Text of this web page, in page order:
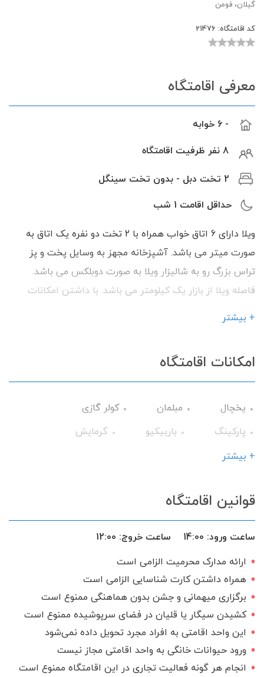
گیلان، فومن
کد اقامتگاه:
معرفی اقامتگاه
- 6 خوابه
8 نفر ظرفیت اقامتگاه
2 تخت دبل - بدون تخت سینگل
حداقل اقامت 1 شب
ویلا دارای 6 اتاق خواب همراه با 2 تخت دو نفره یک اتاق به
صورت میتر می باشد. آشپزخانه مجهز به وسایل پخت و پز
تراس بزرگ رو به شالیزار ویلا به صورت دوبلکس می باشد.
فاصله ویلا از بازار یک کیلومتر می باشد. با داشتن امکانات
+ بیشتر
امکانات اقامتگاه
یخچال مبلمان
کولر گازی
پارکینگ
باربیکیو
گرمایش
وسایل آشپزی
فضای سبز
آلاچیق
+ بیشتر
قوانین اقامتگاه
ساعت ورود: 14:00 ساعت خروج: 12:00
ارائه مدارک محرمیت الزامی است
همراه داشتن کارت شناسایی الزامی است
برگزاری میهمانی و جشن بدون هماهنگی ممنوع است
کشیدن سیگار یا قلیان در فضای سرپوشیده ممنوع است
این واحد اقامتی به افراد مجرد تحویل داده نمی‌شود
ورود حیوانات خانگی به واحد اقامتی مجاز نیست
انجام هر گونه فعالیت تجاری در این اقامتگاه ممنوع است